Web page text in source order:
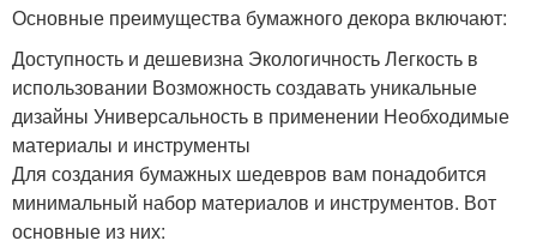
Основные преимущества бумажного декора включают:
Доступность и дешевизна Экологичность Легкость в
использовании Возможность создавать уникальные
дизайны Универсальность в применении Необходимые
материалы и инструменты
Для создания бумажных шедевров вам понадобится
минимальный набор материалов и инструментов. Вот
основные из них: